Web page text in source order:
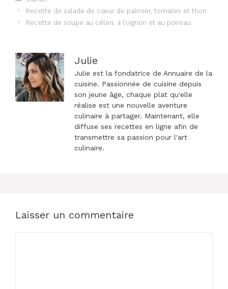
Navigation
des
Recette de salade de cœur de palmier, tomates et thon
Recette de soupe au céleri, à l’oignon et au poireau
Julie
Julie est la fondatrice de Annuaire de la
cuisine. Passionnée de cuisine depuis
son jeune âge, chaque plat qu'elle
réalise est une nouvelle aventure
culinaire à partager. Maintenant, elle
diffuse ses recettes en ligne afin de
transmettre sa passion pour l'art
culinaire.
Laisser un commentaire